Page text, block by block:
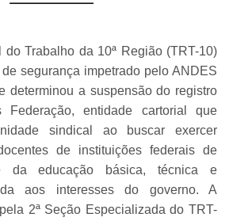
Trabalho da 10ª Região (TRT-10)
segurança impetrado pelo ANDES
determinou a suspensão do registro
Federação, entidade cartorial que
sindical ao buscar exercer
de instituições federais de
da educação básica, técnica e
aos interesses do governo. A
2ª Seção Especializada do TRT-